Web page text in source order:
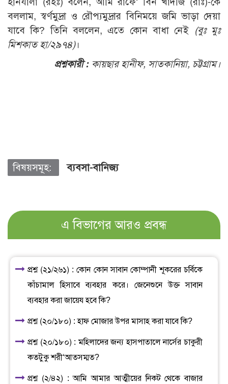
বললাম, স্বর্ণমুদ্রা ও রৌপ্যমুদ্রার বিনিময়ে জমি ভাড়া দেয়া
যাবে কি? তিনি বললেন, এতে কোন বাধা নেই (বুঃ মুঃ
মিশকাত হা/২৯৭৪)।
প্রশ্নকারী : কায়ছার হানীফ, সাতকানিয়া, চট্টগ্রাম।
বিষয়সমূহ: ব্যবসা-বানিজ্য
এ বিভাগের আরও প্রবন্ধ
প্রশ্ন (২১/২৬১) : কোন কোন সাবান কোম্পানী শূকরের চর্বিকে
কাঁচামাল হিসাবে ব্যবহার করে। জেনেশুনে উক্ত সাবান
ব্যবহার করা জায়েয হবে কি?
প্রশ্ন (২০/১৮০) : হাফ মোজার উপর মাসাহ করা যাবে কি?
প্রশ্ন (২০/১৮০) : মহিলাদের জন্য হাসপাতালে নার্সের চাকুরী
কতটুকু শরী‘আতসম্মত?
প্রশ্ন (২/৪২) : আমি আমার আত্মীয়ের নিকট থেকে বাজার